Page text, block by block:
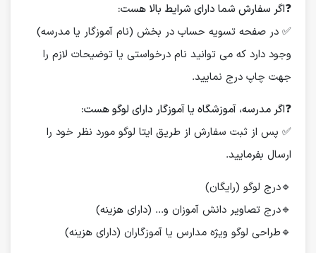
❓اگر سفارش شما دارای شرایط بالا هست:
✅ در صفحه تسویه حساب در بخش (نام آموزگار یا مدرسه)
وجود دارد که می توانید نام درخواستی یا توضیحات لازم را
جهت چاپ درج نمایید.
❓اگر مدرسه، آموزشگاه یا آموزگار دارای لوگو هست:
✅ پس از ثبت سفارش از طریق ایتا لوگو مورد نظر خود را
ارسال بفرمایید.
🔹درج لوگو (رایگان)
🔹درج تصاویر دانش آموزان و... (دارای هزینه)
🔹طراحی لوگو ویژه مدارس یا آموزگاران (دارای هزینه)